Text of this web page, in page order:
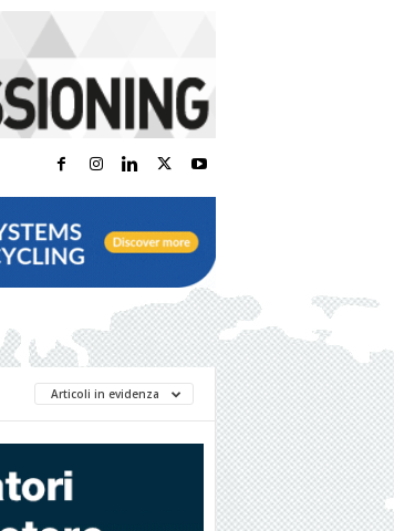
Articoli in evidenza